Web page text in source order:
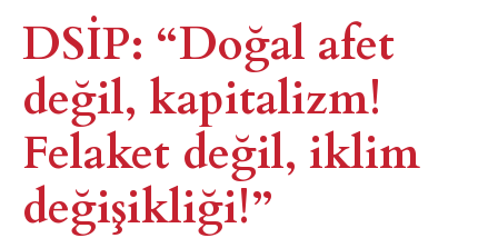
DSİP: “Doğal afet
değil, kapitalizm!
Felaket değil, iklim
değişikliği!”